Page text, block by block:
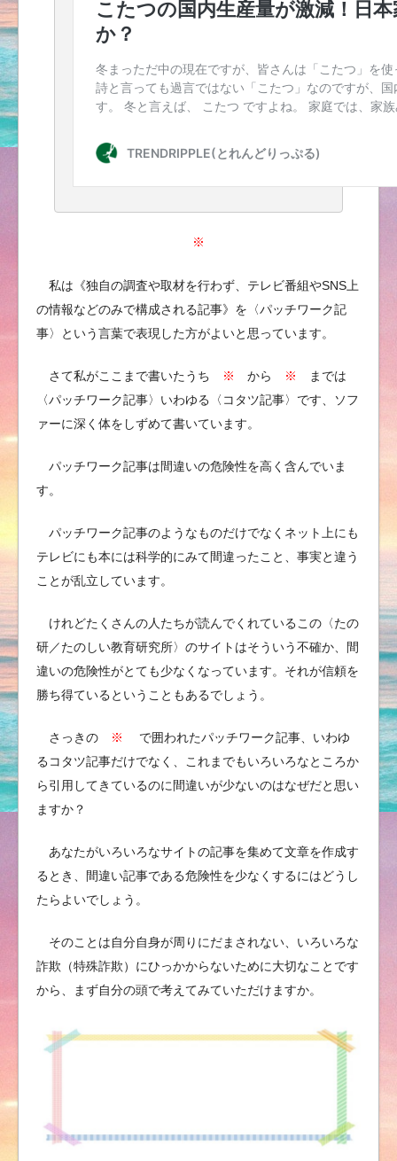
※
私は《独自の調査や取材を行わず、テレビ番組やSNS上
の情報などのみで構成される記事》を〈パッチワーク記
事〉という言葉で表現した方がよいと思っています。
さて私がここまで書いたうち ※ から ※
までは
〈パッチワーク記事〉いわゆる〈コタツ記事〉です、ソフ
ァーに深く体をしずめて書いています。
パッチワーク記事は間違いの危険性を高く含んでいま
す。
パッチワーク記事のようなものだけでなくネット上にも
テレビにも本には科学的にみて間違ったこと、事実と違う
ことが乱立しています。
けれどたくさんの人たちが読んでくれているこの〈たの
研／たのしい教育研究所〉のサイトはそういう不確か、間
違いの危険性がとても少なくなっています。それが信頼を
勝ち得ているということもあるでしょう。
さっきの ※
で囲われたパッチワーク記事、いわゆ
るコタツ記事だけでなく、これまでもいろいろなところか
ら引用してきているのに間違いが少ないのはなぜだと思い
ますか？
あなたがいろいろなサイトの記事を集めて文章を作成す
るとき、間違い記事である危険性を少なくするにはどうし
たらよいでしょう。
そのことは自分自身が周りにだまされない、いろいろな
詐欺（特殊詐欺）にひっかからないために大切なことです
から、まず自分の頭で考えてみていただけますか。